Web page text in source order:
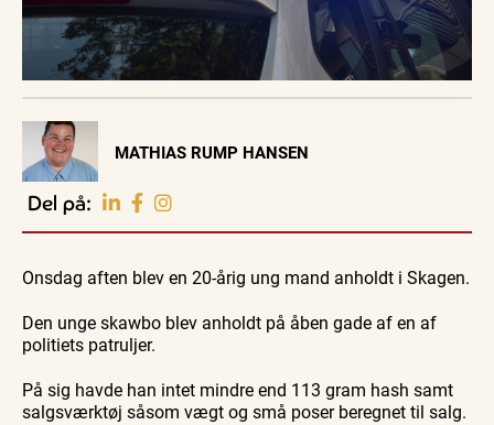
Visit Vendsyssel
EVENTKALENDER
Oplev events i
Vendsyssel
natur og lokale events.
Skagen
bussen
Skagen
med
bussen
Skagen
MATHIAS RUMP HANSEN
Del på:
Onsdag aften blev en 20-årig ung mand anholdt i Skagen.
Den unge skawbo blev anholdt på åben gade af en af
politiets patruljer.
På sig havde han intet mindre end 113 gram hash samt
salgsværktøj såsom vægt og små poser beregnet til salg.